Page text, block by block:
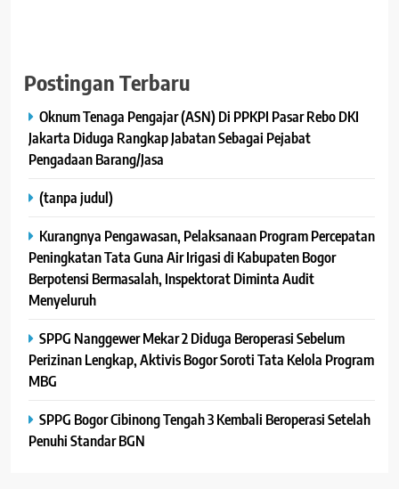
Postingan Terbaru
Oknum Tenaga Pengajar (ASN) Di PPKPI Pasar Rebo DKI
Jakarta Diduga Rangkap Jabatan Sebagai Pejabat
Pengadaan Barang/Jasa
(tanpa judul)
Kurangnya Pengawasan, Pelaksanaan Program Percepatan
Peningkatan Tata Guna Air Irigasi di Kabupaten Bogor
Berpotensi Bermasalah, Inspektorat Diminta Audit
Menyeluruh
SPPG Nanggewer Mekar 2 Diduga Beroperasi Sebelum
Perizinan Lengkap, Aktivis Bogor Soroti Tata Kelola Program
MBG
SPPG Bogor Cibinong Tengah 3 Kembali Beroperasi Setelah
Penuhi Standar BGN